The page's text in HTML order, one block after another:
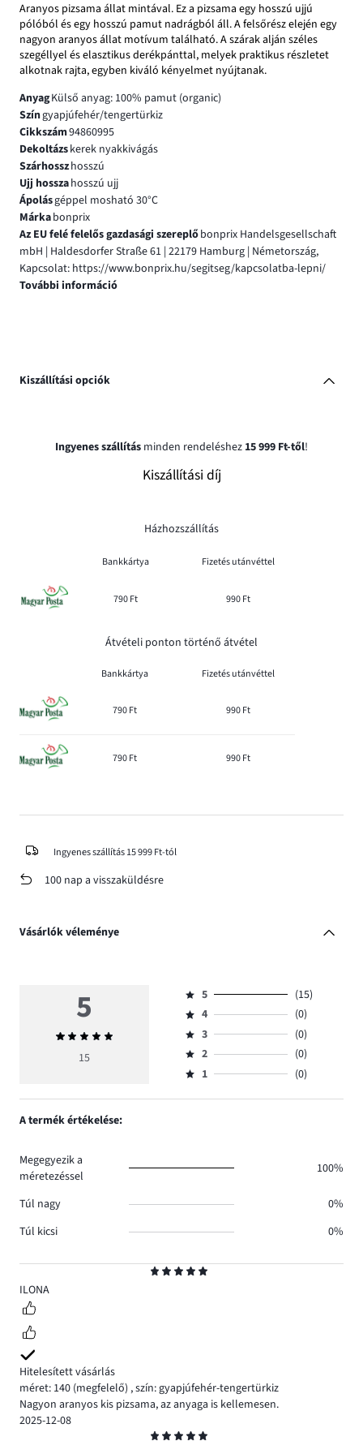
Aranyos pizsama állat mintával. Ez a pizsama egy hosszú ujjú
pólóból és egy hosszú pamut nadrágból áll. A felsőrész elején egy
nagyon aranyos állat motívum található. A szárak alján széles
szegéllyel és elasztikus derékpánttal, melyek praktikus részletet
alkotnak rajta, egyben kiváló kényelmet nyújtanak.
AnyagKülső anyag: 100% pamut (organic)
Színgyapjúfehér/tengertürkiz
Cikkszám94860995
Dekoltázskerek nyakkivágás
Szárhosszhosszú
Ujj hosszahosszú ujj
Ápolásgéppel mosható 30°C
Márkabonprix
Az EU felé felelős gazdasági szereplőbonprix Handelsgesellschaft
mbH | Haldesdorfer Straße 61 | 22179 Hamburg | Németország,
Kapcsolat: https://www.bonprix.hu/segitseg/kapcsolatba-lepni/
További információ
Kiszállítási opciók
Ingyenes szállítás minden rendeléshez 15 999 Ft-től!
Kiszállítási díj
Házhozszállítás
Bankkártya Fizetés utánvéttel
790 Ft 990 Ft
Átvételi ponton történő átvétel
Bankkártya Fizetés utánvéttel
790 Ft 990 Ft
790 Ft 990 Ft
Ingyenes szállítás 15 999 Ft-tól
100 nap a visszaküldésre
Vásárlók véleménye
5
ILONA
Hitelesített vásárlás
méret: 140 (megfelelő) ,szín: gyapjúfehér-tengertürkiz
Nagyon aranyos kis pizsama, az anyaga is kellemesen.
2025-12-08
5
Átlagos
értékelés
15
Osztályzat
5,
szavazatok
száma
15.
5
(15)
Osztályzat
4,
szavazatok
száma
4
(0)
Osztályzat
3,
szavazatok
3
(0)
Osztályzat
2,
2
(0)
Osztályzat
1,
1 (0)
A termék értékelése:
Megegyezik a
méretezéssel
100%
Túl nagy
0%
Túl kicsi
0%